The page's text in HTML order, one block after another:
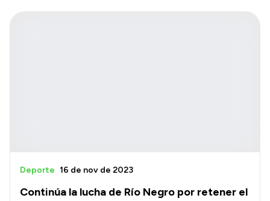
Continúa la lucha de Río Negro por retener el
Deporte 16 de nov de 2023